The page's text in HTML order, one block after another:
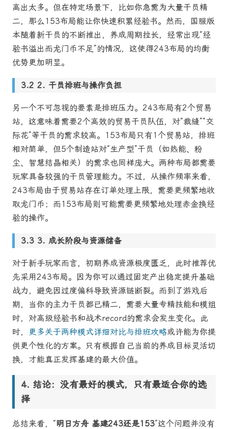
高出太多。但在特定场景下，比如你急需为大量干员精
二，那么153布局能让你快速积累经验书。然而，国服版
本随着新干员的不断推出，养成周期拉长，经常出现“经
验书溢出而龙门币不足”的情况，这使得243布局的均衡
优势更加明显。
2. 干员排班与操作负担
另一个不可忽视的要素是排班压力。243布局有2个贸易
站，这意味着需要2个高效的贸易干员队伍，对“裁缝”“交
际花”等干员的需求较高。153布局只有1个贸易站，排班
相对简单，但5个制造站对“生产型”干员（如热能、粉
尘、智慧结晶相关）的需求也同样庞大。两种布局都需要
玩家具备较强的干员管理能力。不过，从操作频率来看，
243布局由于贸易站存在订单处理上限，需要更频繁地收
取龙门币；而153布局则可能需要更频繁地处理赤金换经
验的操作。
3. 成长阶段与资源储备
对于新手玩家而言，初期养成资源极度匮乏，此时推荐优
先采用243布局。因为你可以通过固定产出稳定提升基础
战力，避免因过度偏科导致资源链断裂。而到了游戏后
期，当你的主力干员都已精二，需要大量专精技能和模组
时，对高级经验书和战术record的需求会发生变化。此
时，
更多关于两种模式详细对比与排班攻略或许能为你提
供更个性化的方案。只有根据自己当前的养成目标灵活切
换，才能真正发挥基建的最大价值。
结论：没有最好的模式，只有最适合你的选
择
总结来看，“明日方舟 基建243还是153”这个问题并没有